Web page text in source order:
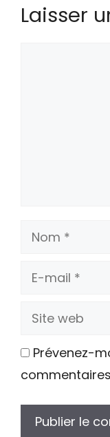
Laisser
Nom
E-
Site
Prévenez-